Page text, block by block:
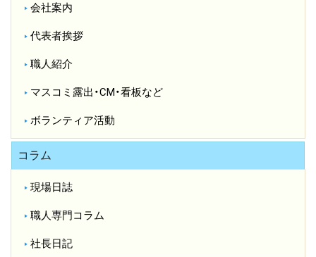
会社案内
代表者挨拶
職人紹介
マスコミ露出・CM・看板など
ボランティア活動
コラム
現場日誌
職人専門コラム
社長日記